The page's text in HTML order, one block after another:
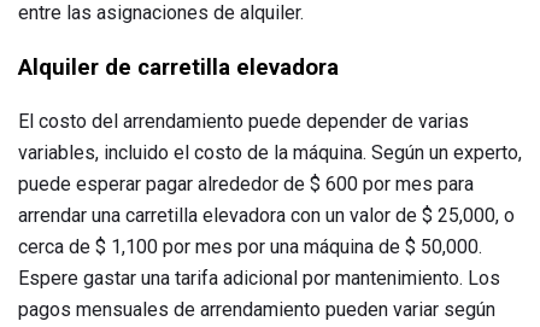
entre las asignaciones de alquiler.
Alquiler de carretilla elevadora
El costo del arrendamiento puede depender de varias
variables, incluido el costo de la máquina. Según un experto,
puede esperar pagar alrededor de $ 600 por mes para
arrendar una carretilla elevadora con un valor de $ 25,000, o
cerca de $ 1,100 por mes por una máquina de $ 50,000.
Espere gastar una tarifa adicional por mantenimiento. Los
pagos mensuales de arrendamiento pueden variar según